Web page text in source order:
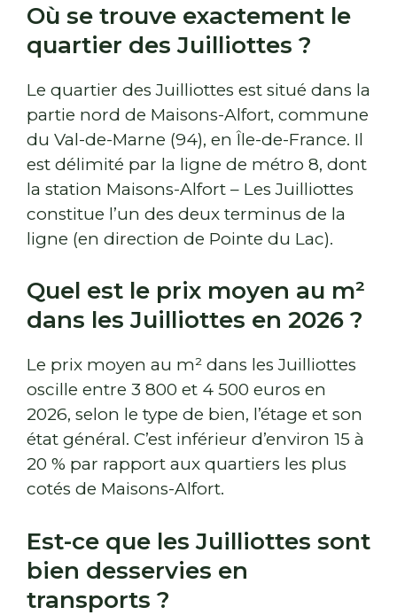
Où se trouve exactement le
quartier des Juilliottes ?
Le quartier des Juilliottes est situé dans la
partie nord de Maisons-Alfort, commune
du Val-de-Marne (94), en Île-de-France. Il
est délimité par la ligne de métro 8, dont
la station Maisons-Alfort – Les Juilliottes
constitue l’un des deux terminus de la
ligne (en direction de Pointe du Lac).
Quel est le prix moyen au m²
dans les Juilliottes en 2026 ?
Le prix moyen au m² dans les Juilliottes
oscille entre 3 800 et 4 500 euros en
2026, selon le type de bien, l’étage et son
état général. C’est inférieur d’environ 15 à
20 % par rapport aux quartiers les plus
cotés de Maisons-Alfort.
Est-ce que les Juilliottes sont
bien desservies en
transports ?